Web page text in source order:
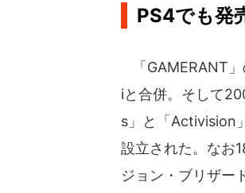
PS4でも発
「GAMERANT
iと合併。そして
s」と「Activision
設立された。なお
ジョン・ブリザー